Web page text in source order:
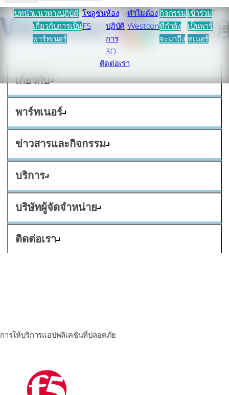
เกี่ยวกับ
พาร์ทเนอร์
ข่าวสารและกิจกรรม
บริการ
บริษัทผู้จัดจำหน่าย
ติดต่อเรา
ไทย
การให้บริการแอปพลิเคชันที่ปลอดภัย
บทนำแนวทางปฏิบัติ
เกี่ยวกับการเป็น
พาร์ทเนอร์
โซลูชัน
F5
ห้อง
ปฏิบัติ
การ
3D
ทําไมต้อง
Westcon
กิจกรรม
ที่กําลัง
จะมาถึง
เข้าร่วม
เป็นพาร์
ทเนอร์
ติดต่อเรา